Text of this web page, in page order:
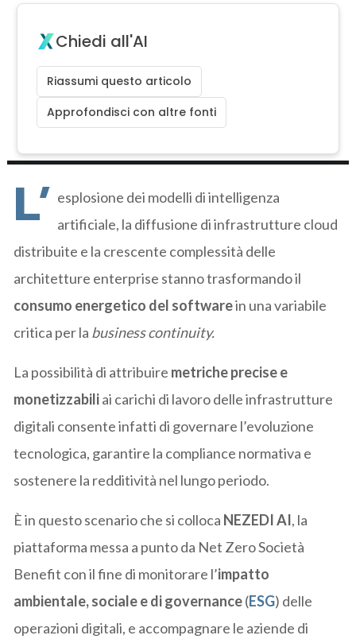
Chiedi all'AI
Riassumi questo articolo
Approfondisci con altre fonti
L’ esplosione dei modelli di intelligenza
artificiale, la diffusione di infrastrutture cloud
distribuite e la crescente complessità delle
architetture enterprise stanno trasformando il
consumo energetico del softwarein una variabile
critica per la business continuity.
La possibilità di attribuire metriche precise e
monetizzabiliai carichi di lavoro delle infrastrutture
digitali consente infatti di governare l’evoluzione
tecnologica, garantire la compliance normativa e
sostenere la redditività nel lungo periodo.
È in questo scenario che si colloca NEZEDI AI, la
piattaforma messa a punto da Net Zero Società
Benefit con il fine di monitorare l’impatto
ambientale, sociale e di governance(ESG) delle
operazioni digitali, e accompagnare le aziende di